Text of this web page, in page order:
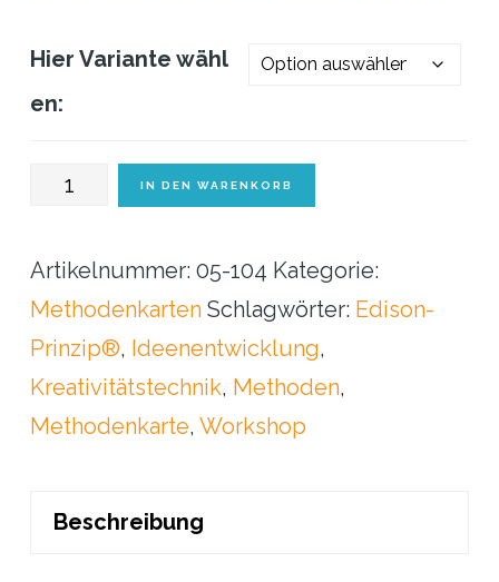
Hier Variante wähl
en:
Methodenkarte
Der
kreative
Hammer
(20
Stck.)
was
IN DEN WARENKORB
Artikelnummer:05-104 Kategorie:
Methodenkarten Schlagwörter: Edison-
Prinzip®, Ideenentwicklung,
Kreativitätstechnik, Methoden,
Methodenkarte,Workshop
Beschreibung